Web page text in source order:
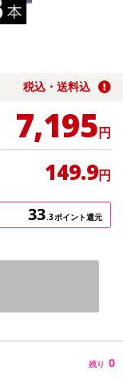
税込・送料込
7,195円
149.9円
33.3ポイント還元
残り 0